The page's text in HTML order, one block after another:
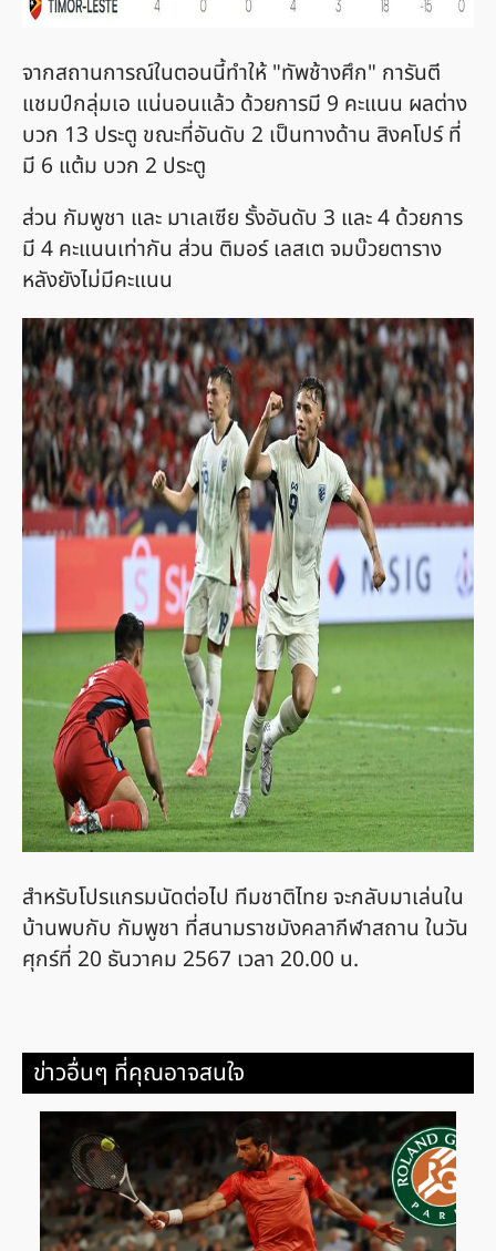
จากสถานการณ์ในตอนนี้ทำให้ "ทัพช้างศึก" การันตี
แชมป์กลุ่มเอ แน่นอนแล้ว ด้วยการมี 9 คะแนน ผลต่าง
บวก 13 ประตู ขณะที่อันดับ 2 เป็นทางด้าน สิงคโปร์ ที่
มี 6 แต้ม บวก 2 ประตู
ส่วน กัมพูชา และ มาเลเซีย รั้งอันดับ 3 และ 4 ด้วยการ
มี 4 คะแนนเท่ากัน ส่วน ติมอร์ เลสเต จมบ๊วยตาราง
หลังยังไม่มีคะแนน
สำหรับโปรแกรมนัดต่อไป ทีมชาติไทย จะกลับมาเล่นใน
บ้านพบกับ กัมพูชา ที่สนามราชมังคลากีฬาสถาน ในวัน
ศุกร์ที่ 20 ธันวาคม 2567 เวลา 20.00 น.
ข่าวอื่นๆ ที่คุณอาจสนใจ